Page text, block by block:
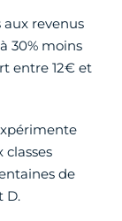
aux revenus
30% moins
entre 12€ et
classes
de
D.